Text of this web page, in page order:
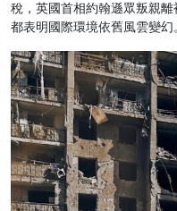
稅，英國首相約翰遜眾叛親
都表明國際環境依舊風雲變幻